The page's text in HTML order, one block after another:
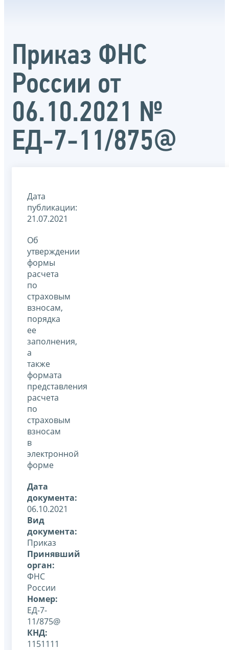
Приказ ФНС
России от
06.10.2021 №
ЕД-7-11/875@
Дата
публикации:
21.07.2021
Об
утверждении
формы
расчета
по
страховым
взносам,
порядка
ее
заполнения,
а
также
формата
представления
расчета
по
страховым
взносам
в
электронной
форме
Дата
документа:
06.10.2021
Вид
документа:
Приказ
Принявший
орган:
ФНС
России
Номер:
ЕД-7-
11/875@
КНД:
1151111